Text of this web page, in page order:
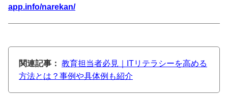
app.info/narekan/
関連記事： 教育担当者必見｜ITリテラシーを高める
方法とは？事例や具体例も紹介